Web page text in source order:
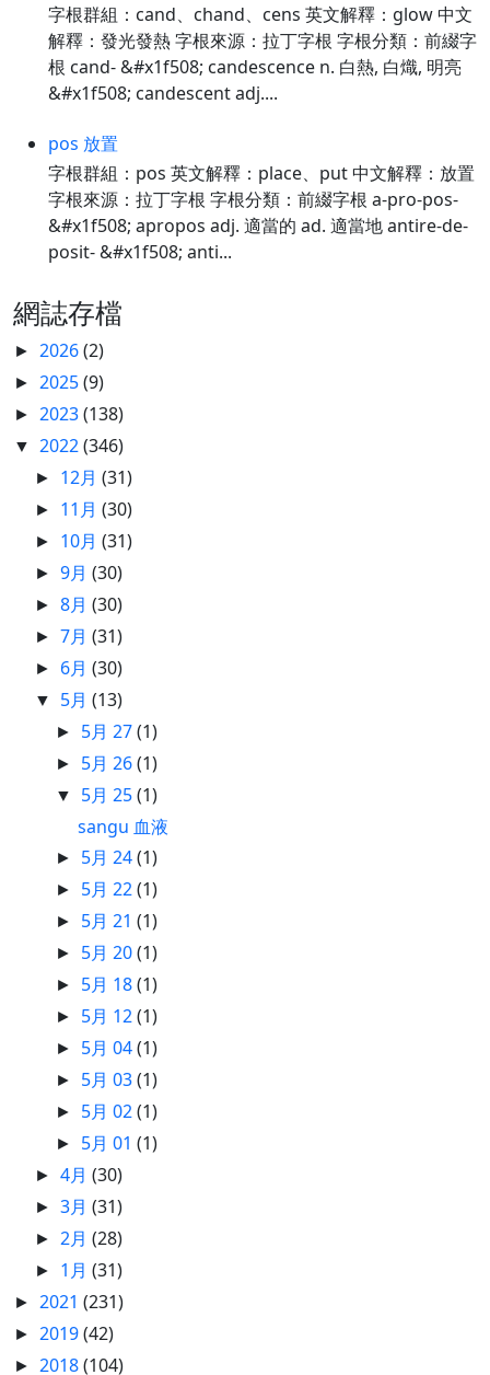
字根群組：cand、chand、cens 英文解釋：glow 中文
解釋：發光發熱 字根來源：拉丁字根 字根分類：前綴字
根 cand- &#x1f508; candescence n. 白熱, 白熾, 明亮
&#x1f508; candescent adj....
pos 放置
字根群組：pos 英文解釋：place、put 中文解釋：放置
字根來源：拉丁字根 字根分類：前綴字根 a-pro-pos-
&#x1f508; apropos adj. 適當的 ad. 適當地 antire-de-
posit- &#x1f508; anti...
網誌存檔
► 2026(2)
► 2025(9)
► 2023(138)
▼ 2022(346)
► 12月(31)
► 11月(30)
► 10月(31)
►9月(30)
►8月(30)
►7月(31)
► 6月(30)
▼ 5月(13)
► 5月 27(1)
► 5月 26(1)
▼ 5月 25(1)
sangu 血液
► 5月 24(1)
► 5月 22(1)
► 5月 21(1)
► 5月 20(1)
► 5月 18(1)
► 5月 12(1)
► 5月 04(1)
► 5月 03(1)
► 5月 02(1)
► 5月 01(1)
►4月(30)
►3月(31)
► 2月(28)
► 1月(31)
► 2021 (231)
► 2019(42)
► 2018(104)